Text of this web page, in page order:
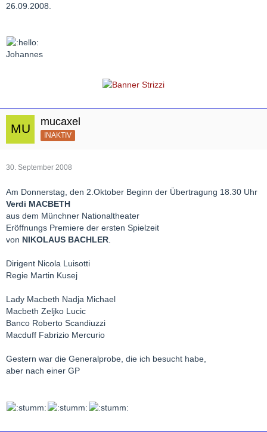
26.09.2008.
Johannes
mucaxel
INAKTIV
30. September 2008
Am Donnerstag, den 2.Oktober Beginn der Übertragung 18.30 Uhr
Verdi MACBETH
aus dem Münchner Nationaltheater
Eröffnungs Premiere der ersten Spielzeit
von NIKOLAUS BACHLER.
Dirigent Nicola Luisotti
Regie Martin Kusej
Lady Macbeth Nadja Michael
Macbeth Zeljko Lucic
Banco Roberto Scandiuzzi
Macduff Fabrizio Mercurio
Gestern war die Generalprobe, die ich besucht habe,
aber nach einer GP